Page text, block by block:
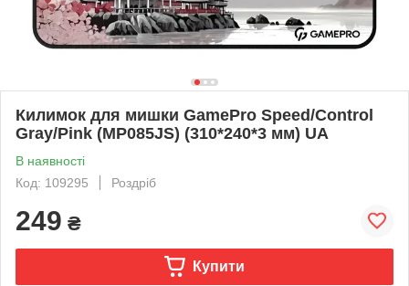
Килимок для мишки GamePro Speed/Control
Gray/Pink (MP085JS) (310*240*3 мм) UA
В наявності
Код: 109295
Роздріб
249 ₴
Купити